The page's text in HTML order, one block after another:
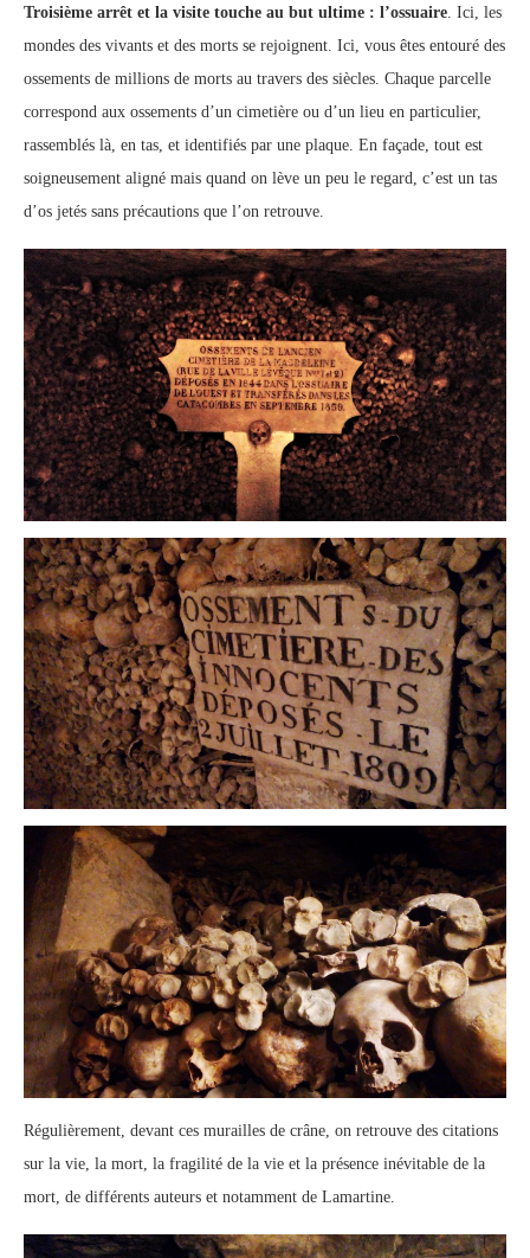
Troisième arrêt et la visite touche au but ultime : l’ossuaire. Ici, les
mondes des vivants et des morts se rejoignent. Ici, vous êtes entouré des
ossements de millions de morts au travers des siècles. Chaque parcelle
correspond aux ossements d’un cimetière ou d’un lieu en particulier,
rassemblés là, en tas, et identifiés par une plaque. En façade, tout est
soigneusement aligné mais quand on lève un peu le regard, c’est un tas
d’os jetés sans précautions que l’on retrouve.
Régulièrement, devant ces murailles de crâne, on retrouve des citations
sur la vie, la mort, la fragilité de la vie et la présence inévitable de la
mort, de différents auteurs et notamment de Lamartine.